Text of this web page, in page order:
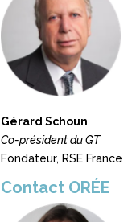
Gérard Schoun
Co-président du GT
Fondateur, RSE France
Contact ORÉE